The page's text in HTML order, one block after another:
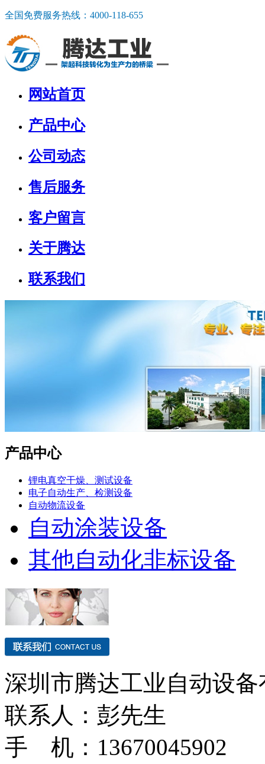
全国免费服务热线： 4000-118-655
网站首页
产品中心
公司动态
售后服务
客户留言
关于腾达
联系我们
产品中心
锂电真空干燥、测试设备
电子自动生产、检测设备
自动物流设备
自动涂装设备
其他自动化非标设备
深圳市腾达工业自动设
联系人：彭先生
手 机：13670045902